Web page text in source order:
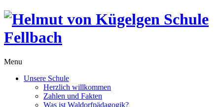
Menu
Unsere Schule
Herzlich willkommen
Zahlen und Fakten
Was ist Waldorfpädagogik?